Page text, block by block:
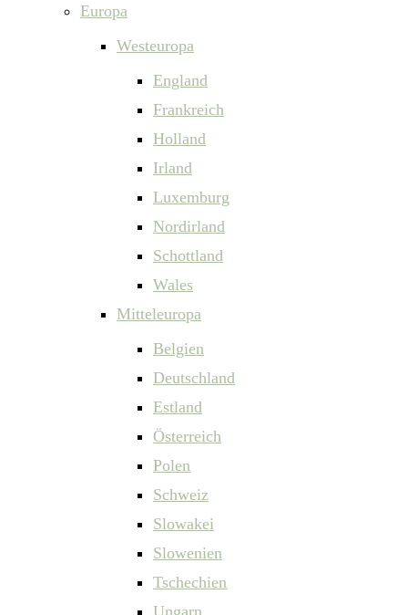
Europa
Westeuropa
England
Frankreich
Holland
Irland
Luxemburg
Nordirland
Schottland
Wales
Mitteleuropa
Belgien
Deutschland
Estland
Österreich
Polen
Schweiz
Slowakei
Slowenien
Tschechien
Ungarn